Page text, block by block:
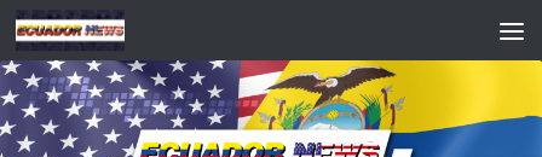
Saltar al contenido